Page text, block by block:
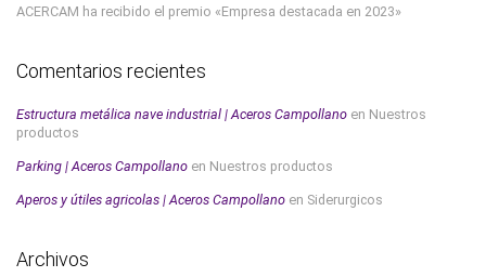
ACERCAM ha recibido el premio «Empresa destacada en 2023»
Comentarios recientes
Estructura metálica nave industrial | Aceros Campollano en Nuestros
productos
Parking | Aceros Campollano en Nuestros productos
Aperos y útiles agricolas | Aceros Campollano en Siderurgicos
Archivos